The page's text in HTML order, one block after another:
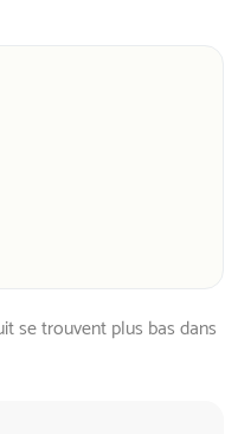
se trouvent plus bas dans